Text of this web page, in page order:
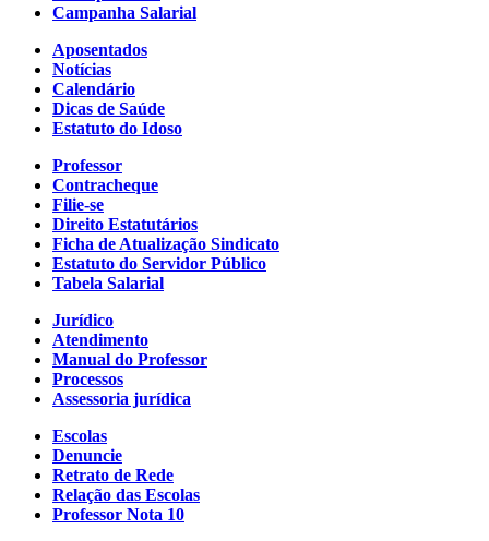
Campanha Salarial
Aposentados
Notícias
Calendário
Dicas de Saúde
Estatuto do Idoso
Professor
Contracheque
Filie-se
Direito Estatutários
Ficha de Atualização Sindicato
Estatuto do Servidor Público
Tabela Salarial
Jurídico
Atendimento
Manual do Professor
Processos
Assessoria jurídica
Escolas
Denuncie
Retrato de Rede
Relação das Escolas
Professor Nota 10